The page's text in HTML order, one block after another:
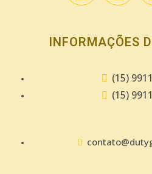
INFORMAÇÕES
(15)
(15)